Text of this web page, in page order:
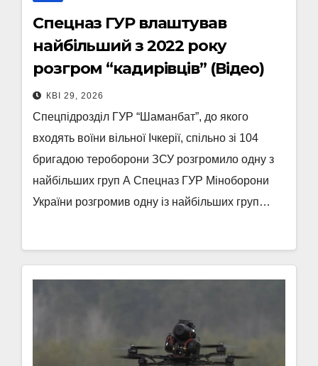
Спецназ ГУР влаштував
найбільший з 2022 року
розгром “кадирівців” (Відео)
КВІ 29, 2026
Спецпідрозділ ГУР “Шаманбат”, до якого
входять воїни вільної Ічкерії, спільно зі 104
бригадою тероборони ЗСУ розгромило одну з
найбільших груп А Спецназ ГУР Міноборони
України розгромив одну із найбільших груп…